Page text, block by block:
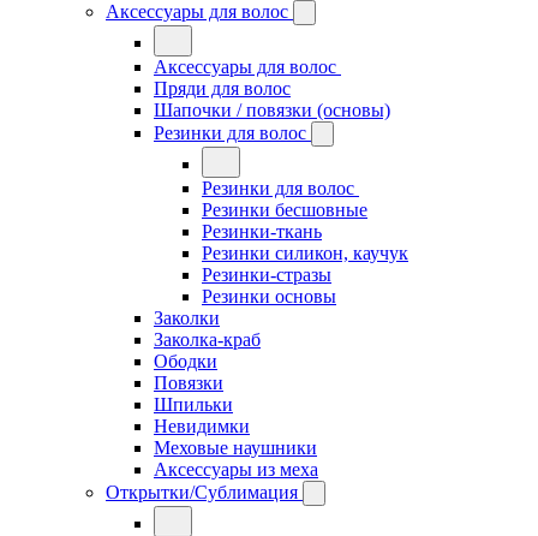
Аксессуары для волос
Аксессуары для волос
Пряди для волос
Шапочки / повязки (основы)
Резинки для волос
Резинки для волос
Резинки бесшовные
Резинки-ткань
Резинки силикон, каучук
Резинки-стразы
Резинки основы
Заколки
Заколка-краб
Ободки
Повязки
Шпильки
Невидимки
Меховые наушники
Аксессуары из меха
Открытки/Сублимация